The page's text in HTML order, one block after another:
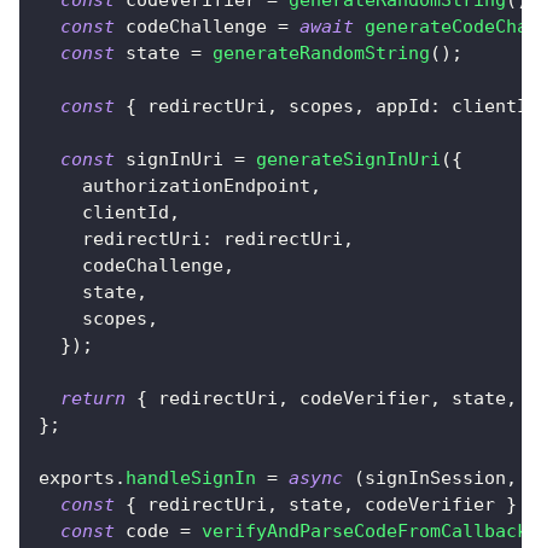
const codeChallenge = await
const state = generateRandomString ( ) ;
const { redirectUri , scopes , appId :
const signInUri = generateSignInUri ({
    authorizationEndpoint
,
    clientId
,
redirectUri : redirectUri ,
    codeChallenge
,
    state
,
    scopes
,
}) ;
return { redirectUri , codeVerifier, state,
} ;
exports . handleSignIn = async (signInSession ,
const { redirectUri , state, codeVerifier }
const code =